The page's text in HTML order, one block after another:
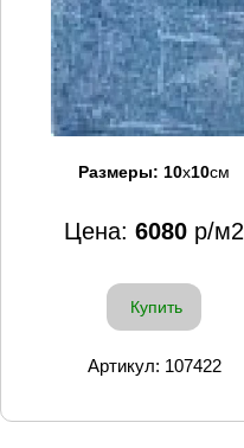
Размеры: 10x10см
Цена: 6080 р/м2
Купить
Артикул: 107422